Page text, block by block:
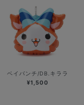
ベイパンチ/DB.キララ
¥1,500